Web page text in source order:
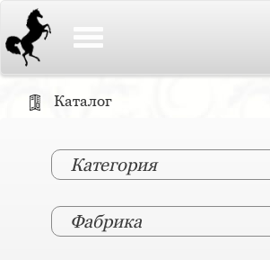
Каталог
Категория
Фабрика